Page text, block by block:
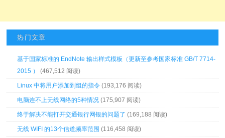
热门文章
基于国家标准的 EndNote 输出样式模板（更新至参考国家标准 GB/T 7714-
2015 ）
(467,512 阅读)
Linux 中将用户添加到组的指令 (193,176 阅读)
电脑连不上无线网络的5种情况 (175,907 阅读)
终于解决不能打开交通银行网银的问题了 (169,188 阅读)
无线 WIFI 的13个信道频率范围 (116,458 阅读)